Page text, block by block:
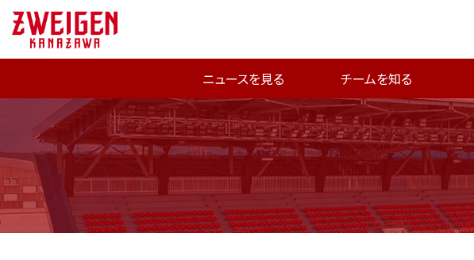
ニュースを見る チームを知る